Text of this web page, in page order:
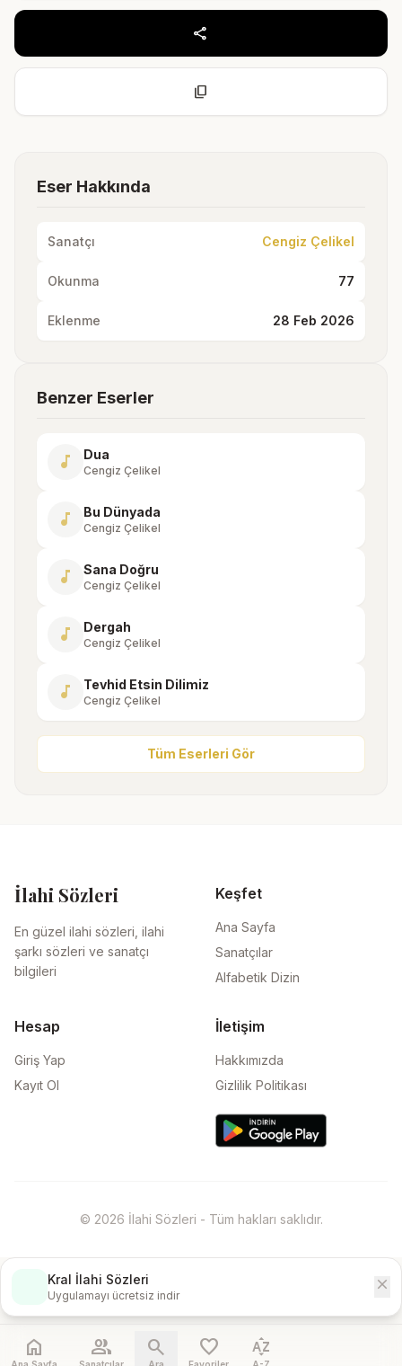
share
content_copy
Eser Hakkında
Sanatçı Cengiz Çelikel
Okunma 77
Eklenme 28 Feb 2026
Benzer Eserler
music_note Dua
Cengiz Çelikel
music_note Bu Dünyada
Cengiz Çelikel
music_note Sana Doğru
Cengiz Çelikel
music_note Dergah
Cengiz Çelikel
music_note Tevhid Etsin Dilimiz
Cengiz Çelikel
Tüm Eserleri Gör
İlahi Sözleri
En güzel ilahi sözleri, ilahi
şarkı sözleri ve sanatçı
bilgileri
Keşfet
Ana Sayfa
Sanatçılar
Alfabetik Dizin
Hesap
Giriş Yap
Kayıt Ol
İletişim
Hakkımızda
Gizlilik Politikası
© 2026 İlahi Sözleri - Tüm hakları saklıdır.
Kral İlahi Sözleri
Uygulamayı ücretsiz indir
close
home
Ana Sayfa
people
Sanatçılar
search
Ara
favorite
Favoriler
sort_by_alpha
A-Z